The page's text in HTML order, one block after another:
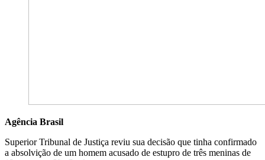
Agência Brasil
Superior Tribunal de Justiça reviu sua decisão que tinha confirmado
a absolvição de um homem acusado de estupro de três meninas de